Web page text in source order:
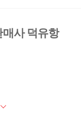
사 덕유항